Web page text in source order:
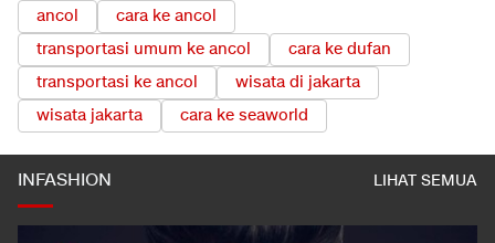
ancol
cara ke ancol
transportasi umum ke ancol
cara ke dufan
transportasi ke ancol
wisata di jakarta
wisata jakarta
cara ke seaworld
INFASHION LIHAT SEMUA